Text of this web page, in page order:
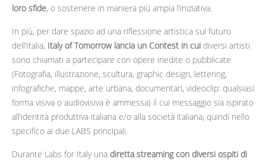
loro sfide, o sostenere in maniera più ampia l’iniziativa.
In più, per dare spazio ad una riflessione artistica sul futuro
dell’Italia, Italy of Tomorrow lancia un Contest in cui diversi artisti
sono chiamati a partecipare con opere inedite o pubblicate
(Fotografia, illustrazione, scultura, graphic design, lettering,
infografiche, mappe, arte urbana, documentari, videoclip: qualsiasi
forma visiva o audiovisiva è ammessa) il cui messaggio sia ispirato
all’identità produttiva italiana e/o alla società italiana, quindi nello
specifico ai due LABS principali.
Durante Labs for Italy una diretta streaming con diversi ospiti di